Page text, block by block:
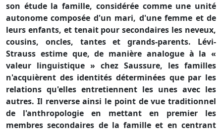
son étude la famille, considérée comme une unité
autonome composée d'un mari, d'une femme et de
leurs enfants, et tenait pour secondaires les neveux,
cousins, oncles, tantes et grands-parents. Lévi-
Strauss estime que, de manière analogue à la «
valeur linguistique » chez Saussure, les familles
n'acquièrent des identités déterminées que par les
relations qu'elles entretiennent les unes avec les
autres. Il renverse ainsi le point de vue traditionnel
de l'anthropologie en mettant en premier les
membres secondaires de la famille et en centrant